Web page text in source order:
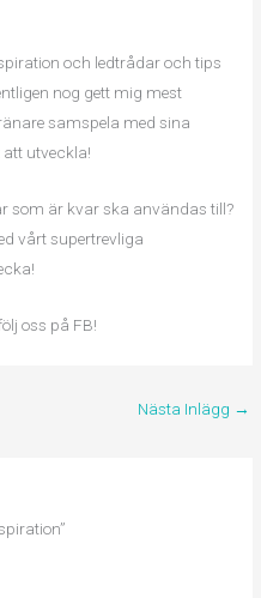
och ledtrådar och tips
nog gett mig mest
samspela med sina
utveckla!
som är kvar ska användas till?
vårt supertrevliga
oss på FB!
Nästa Inlägg →